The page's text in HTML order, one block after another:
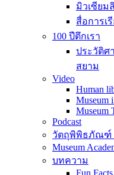
มิวเซียม
สื่อการเ
100 ปีตึกเรา
ประวัติศ
สยาม
Video
Human
Museum
Museum
Podcast
วัตถุพิพิธภัณฑ์
Museum
บทความ
Fun